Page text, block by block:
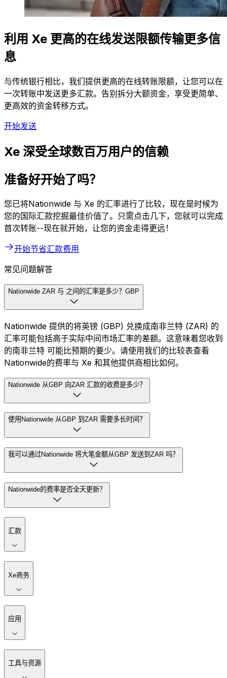
利用 Xe 更高的在线发送限额传输更多信
息
与传统银行相比，我们提供更高的在线转账限额，让您可以在
一次转账中发送更多汇款。告别拆分大额资金，享受更简单、
更高效的资金转移方式。
开始发送
Xe 深受全球数百万用户的信赖
准备好开始了吗？
您已将Nationwide 与 Xe 的汇率进行了比较，现在是时候为
您的国际汇款挖掘最佳价值了。只需点击几下，您就可以完成
首次转账--现在就开始，让您的资金走得更远！
开始节省汇款费用
常见问题解答
Nationwide ZAR 与 之间的汇率是多少？GBP
Nationwide 提供的将英镑 (GBP) 兑换成南非兰特 (ZAR) 的
汇率可能包括高于实际中间市场汇率的差额。这意味着您收到
的南非兰特 可能比预期的要少。请使用我们的比较表查看
Nationwide的费率与 Xe 和其他提供商相比如何。
Nationwide 从GBP 向ZAR 汇款的收费是多少？
使用Nationwide 从GBP 到ZAR 需要多长时间？
我可以通过Nationwide 将大笔金额从GBP 发送到ZAR 吗？
Nationwide的费率是否全天更新？
汇款
Xe商务
应用
工具与资源